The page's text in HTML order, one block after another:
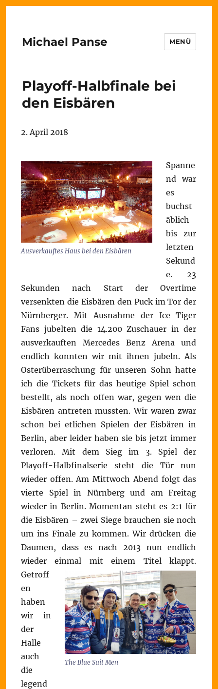
Michael Panse MENÜ
Playoff-Halbfinale bei
den Eisbären
2. April 2018
Ausverkauftes Haus bei den Eisbären
Spanne
nd war
es
buchst
äblich
bis zur
letzten
Sekund
e. 23
Sekunden nach Start der Overtime
versenkten die Eisbären den Puck im Tor der
Nürnberger. Mit Ausnahme der Ice Tiger
Fans jubelten die 14.200 Zuschauer in der
ausverkauften Mercedes Benz Arena und
endlich konnten wir mit ihnen jubeln. Als
Osterüberraschung für unseren Sohn hatte
ich die Tickets für das heutige Spiel schon
bestellt, als noch offen war, gegen wen die
Eisbären antreten mussten. Wir waren zwar
schon bei etlichen Spielen der Eisbären in
Berlin, aber leider haben sie bis jetzt immer
verloren. Mit dem Sieg im 3. Spiel der
Playoff-Halbfinalserie steht die Tür nun
wieder offen. Am Mittwoch Abend folgt das
vierte Spiel in Nürnberg und am Freitag
wieder in Berlin. Momentan steht es 2:1 für
die Eisbären – zwei Siege brauchen sie noch
um ins Finale zu kommen. Wir drücken die
Daumen, dass es nach 2013 nun endlich
wieder einmal mit einem Titel klappt.
The Blue Suit Men
Getroff
en
haben
wir in
der
Halle
auch
die
legend